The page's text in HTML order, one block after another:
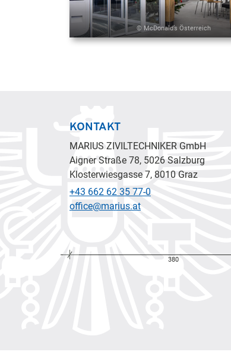
© McDonald’s Österreich
KONTAKT
MARIUS ZIVILTECHNIKER GmbH
Aigner Straße 78, 5026 Salzburg
Klosterwiesgasse 7, 8010 Graz
+43 662 62 35 77-0
office@marius.at
380